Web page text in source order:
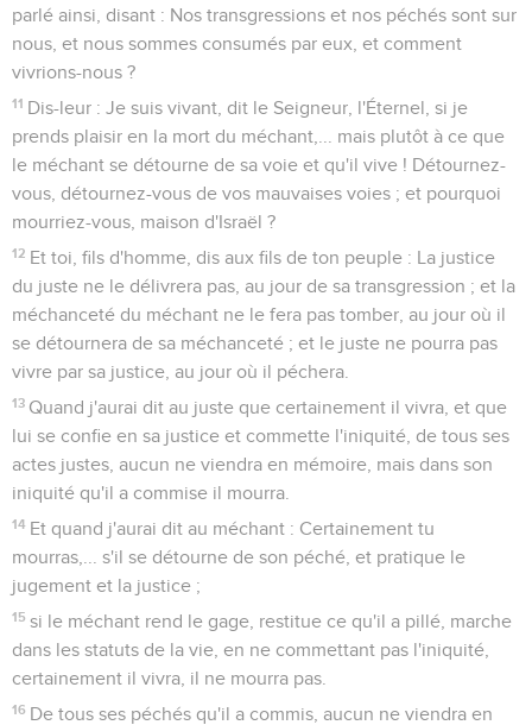
parlé ainsi, disant : Nos transgressions et nos péchés sont sur
nous, et nous sommes consumés par eux, et comment
vivrions-nous ?
11 Dis-leur : Je suis vivant, dit le Seigneur, l'Éternel, si je
prends plaisir en la mort du méchant,... mais plutôt à ce que
le méchant se détourne de sa voie et qu'il vive ! Détournez-
vous, détournez-vous de vos mauvaises voies ; et pourquoi
mourriez-vous, maison d'Israël ?
12 Et toi, fils d'homme, dis aux fils de ton peuple : La justice
du juste ne le délivrera pas, au jour de sa transgression ; et la
méchanceté du méchant ne le fera pas tomber, au jour où il
se détournera de sa méchanceté ; et le juste ne pourra pas
vivre par sa justice, au jour où il péchera.
13 Quand j'aurai dit au juste que certainement il vivra, et que
lui se confie en sa justice et commette l'iniquité, de tous ses
actes justes, aucun ne viendra en mémoire, mais dans son
iniquité qu'il a commise il mourra.
14 Et quand j'aurai dit au méchant : Certainement tu
mourras,... s'il se détourne de son péché, et pratique le
jugement et la justice ;
15 si le méchant rend le gage, restitue ce qu'il a pillé, marche
dans les statuts de la vie, en ne commettant pas l'iniquité,
certainement il vivra, il ne mourra pas.
16 De tous ses péchés qu'il a commis, aucun ne viendra en